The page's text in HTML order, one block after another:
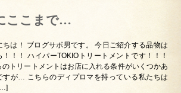
ここまで…
ちは！ ブログサボ男です。 今日ご紹介する品物は
！！！ ハイパーTOKIOトリートメントです！！！
のトリートメントはお店に入れる条件がいくつかあ
すが… こちらのディプロマを持っている私たちは